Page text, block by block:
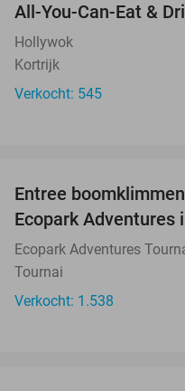
All-You-Can-Eat &
Hollywok
Kortrijk
Verkocht: 545
Entree
Ecopark Adventures
Ecopark Adventures
Tournai
Verkocht: 1.538